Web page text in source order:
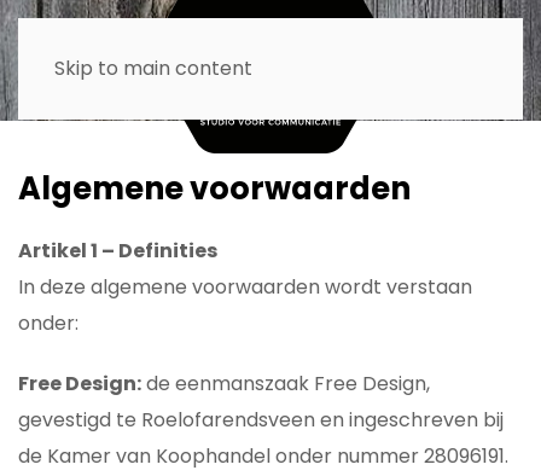
Skip to main content
Algemene voorwaarden
Artikel 1 – Definities
In deze algemene voorwaarden wordt verstaan
onder:
Free Design:de eenmanszaak Free Design,
gevestigd te Roelofarendsveen en ingeschreven bij
de Kamer van Koophandel onder nummer 28096191.